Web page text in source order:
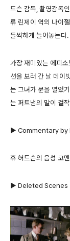
드슨 감독, 촬영감독
류 린제이 역의 나이
들썩하게 늘어놓는다.
가장 재미있는 에피
션을 보러 간 날 데이
는 그녀가 문을 열었
는 퍼트냄의 말이 걸
▶ Commentary by
휴 허드슨의 음성 코
▶ Deleted Scenes